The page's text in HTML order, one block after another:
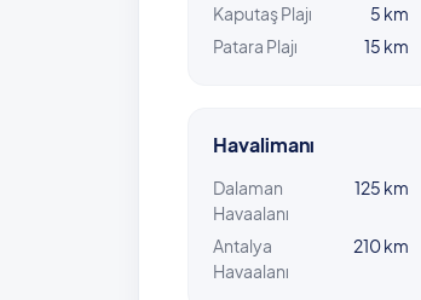
Kaputaş Plajı
5 km
Patara Plajı
15 km
Havalimanı
Dalaman
Havaalanı
125 km
Antalya
Havaalanı
210 km